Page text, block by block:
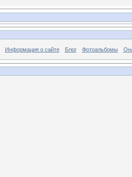
Информация о сайте Блог Фотоальбомы